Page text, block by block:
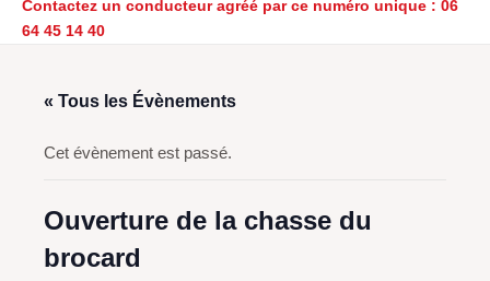
Contactez un conducteur agréé par ce numéro unique : 06
64 45 14 40
« Tous les Évènements
Cet évènement est passé.
Ouverture de la chasse du
brocard